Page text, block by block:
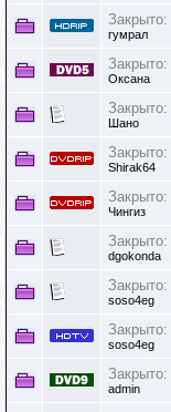
Закрыто:
гумрал
Закрыто:
Оксана
Закрыто:
Шано
Закрыто:
Shirak64
Закрыто:
Чингиз
Закрыто:
dgokonda
Закрыто:
soso4eg
Закрыто:
soso4eg
Закрыто:
admin